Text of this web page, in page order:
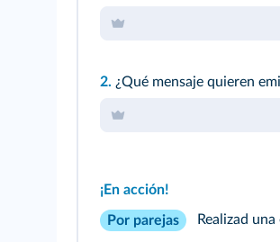
2. ¿Qué mensaje quieren
¡En acción!
Por parejas Realizad